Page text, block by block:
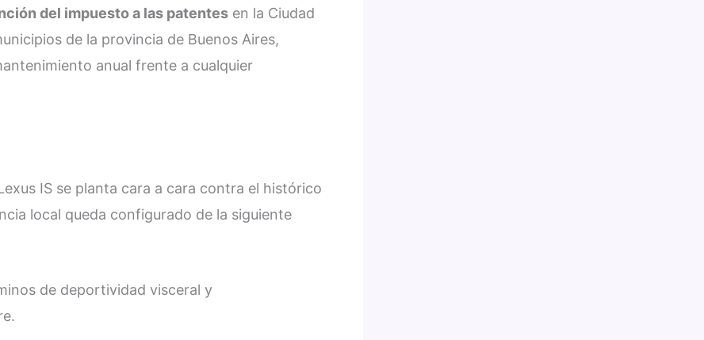
del impuesto a las patentes en la Ciudad
de la provincia de Buenos Aires,
anual frente a cualquier
IS se planta cara a cara contra el histórico
local queda configurado de la siguiente
de deportividad visceral y